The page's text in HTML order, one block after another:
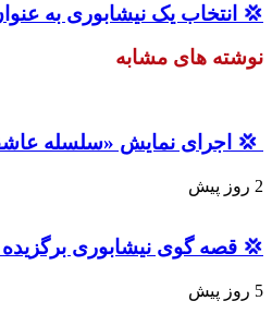
💢 انتخاب یک نیشابوری به
نوشته های مشابه
💢 اجرای نمایش «سلسله
2 روز پیش
💢 قصه گوی نیشابوری
5 روز پیش